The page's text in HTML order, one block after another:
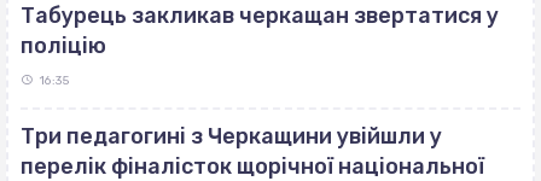
Табурець закликав черкащан звертатися у
поліцію
16:35
Три педагогині з Черкащини увійшли у
перелік фіналісток щорічної національної